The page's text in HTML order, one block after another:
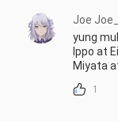
Joe
yung
Ippo at
Miyata
1